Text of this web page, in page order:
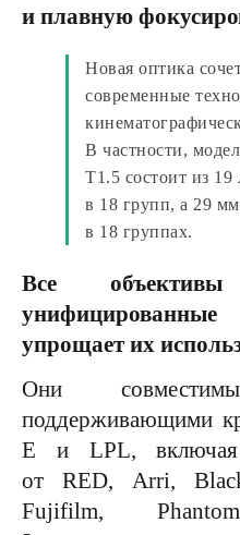
и плавную
Новая оптика
современные
В частности,
T1.5 состоит из
в 18 групп, а 29
в 18 группах.
Все
упрощает их
Они
поддерживающими
E и LPL, включая
от RED, Arri,
Fujifilm,